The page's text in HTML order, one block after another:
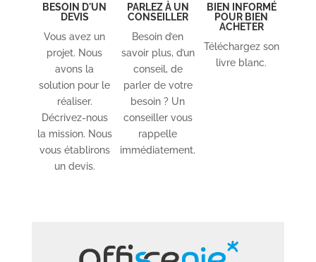
BESOIN D'UN
DEVIS
Vous avez un
projet. Nous
avons la
solution pour le
réaliser.
Décrivez-nous
la mission. Nous
vous établirons
un devis.
PARLEZ À UN
CONSEILLER
Besoin d’en
savoir plus, d’un
conseil, de
parler de votre
besoin ? Un
conseiller vous
rappelle
immédiatement.
BIEN INFORMÉ
POUR BIEN
ACHETER
Téléchargez son
livre blanc.